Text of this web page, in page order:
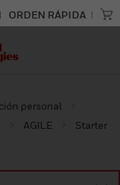
ORDEN RÁPIDA
personal
AGILE
Starter